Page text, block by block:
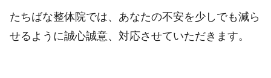
たちばな整体院では、あなたの不安を少しでも減ら
せるように誠心誠意、対応させていただきます。